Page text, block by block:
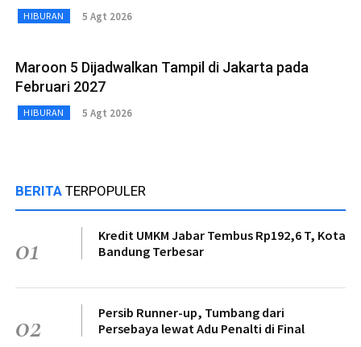
HIBURAN 5 Agt 2026
Maroon 5 Dijadwalkan Tampil di Jakarta pada
Februari 2027
HIBURAN 5 Agt 2026
BERITA TERPOPULER
01
Kredit UMKM Jabar Tembus Rp192,6 T, Kota
Bandung Terbesar
02
Persib Runner-up, Tumbang dari
Persebaya lewat Adu Penalti di Final